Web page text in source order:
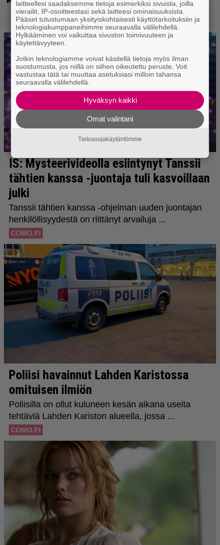
laitteellesi saadaksemme tietoja esimerkiksi sivuista, joilla
vierailit, IP-osoitteestasi sekä laitteesi ominaisuuksista.
Pääset tutustumaan yksityiskohtaisesti käyttötarkoituksiin ja
teknologiakumppaneihimme seuraavalla välilehdellä.
Hylkääminen voi vaikuttaa sivuston toimivuuteen ja
käytettävyyteen.
Jotkin teknologiamme voivat käsitellä tietoja myös ilman
suostumusta, jos niillä on siihen oikeutettu peruste. Voit
vastustaa tätä tai muuttaa asetuksiasi milloin tahansa
seuraavalla välilehdellä.
Hyväksyn kaikki
Omat valintani
Tietosuojakäytäntömme